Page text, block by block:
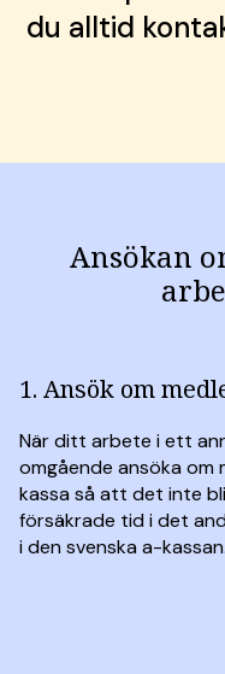
du alltid
Ansökan
1. Ansök om
När ditt arbete i ett
omgående ansöka om
kassa så att det inte
försäkrade tid i det
i den svenska a-kassan.